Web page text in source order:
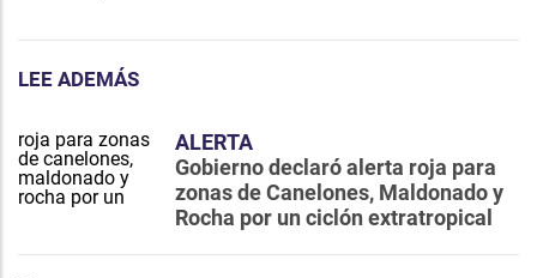
LEE ADEMÁS
ALERTA
Gobierno declaró alerta roja para
zonas de Canelones, Maldonado y
Rocha por un ciclón extratropical